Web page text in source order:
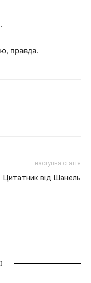
правда.
наступна стаття
Цитатник від Шанель